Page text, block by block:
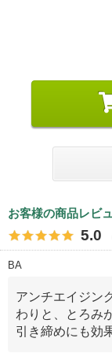
お客様の商品レビ
5.0
BA
アンチエイジン
わりと、とろみ
引き締めにも効